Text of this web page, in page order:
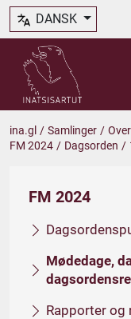
DANSK
ina.gl / Samlinger /
FM 2024 / Dagsorden /
FM 2024
Mødedage,
Rapporter og